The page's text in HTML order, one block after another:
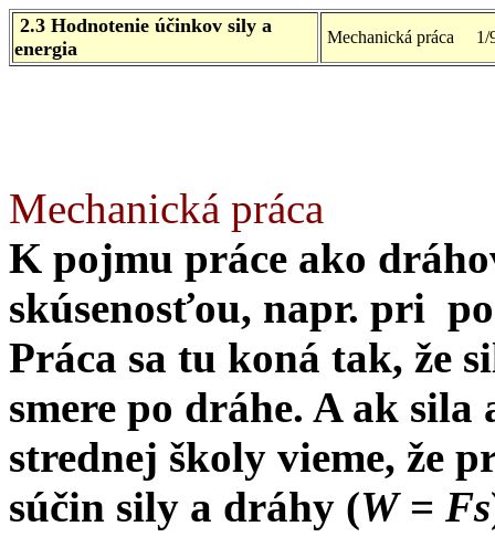
2.3 Hodnotenie účinkov sily a
energia
Mechanická práca 1/
Mechanická práca
K pojmu práce ako
skúsenosťou, napr. pri
Práca sa tu koná tak, že
smere po dráhe. A ak
strednej školy vieme, že
súčin sily a dráhy (W= Fs